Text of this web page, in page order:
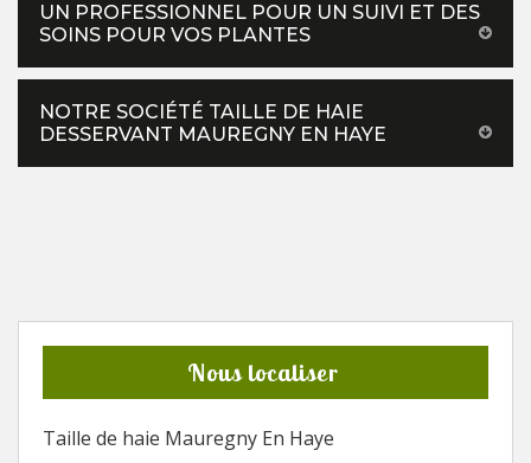
UN PROFESSIONNEL POUR UN SUIVI ET DES
SOINS POUR VOS PLANTES
NOTRE SOCIÉTÉ TAILLE DE HAIE
DESSERVANT MAUREGNY EN HAYE
Nous localiser
Taille de haie Mauregny En Haye